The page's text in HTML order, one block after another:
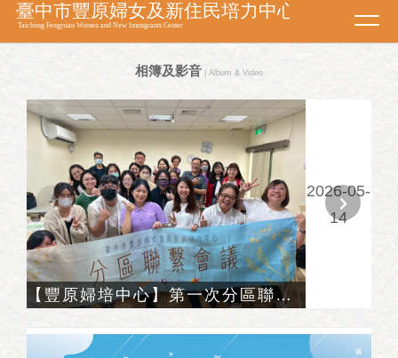
相簿及影音 | Album & Video
【豐原婦培中心】第一次分區聯繫會議
2026-05-
14